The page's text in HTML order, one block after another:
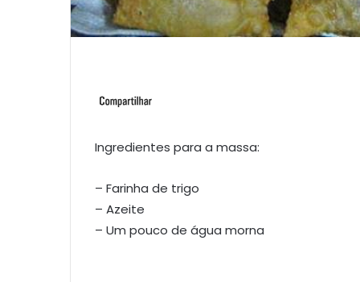
Ingredientes para a massa:
– Farinha de trigo
– Azeite
– Um pouco de água morna